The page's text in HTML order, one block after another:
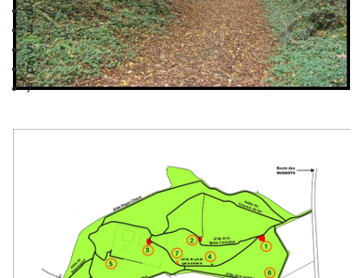
3
4
5
6
7